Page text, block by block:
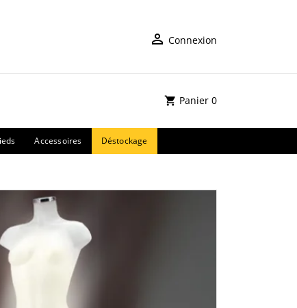
Connexion
Panier 0
Accessoires Déstockage